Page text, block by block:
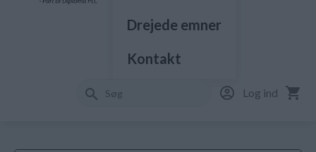
Drejede emner
Kontakt
Log ind